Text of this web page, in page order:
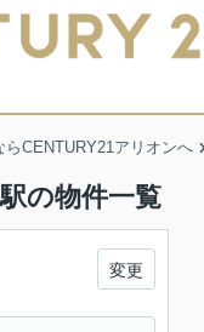
CENTURY21アリオンへ
の物件一覧
変更